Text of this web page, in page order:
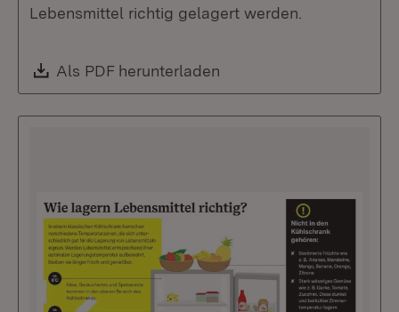
Lebensmittel richtig gelagert werden.
Download:
Als PDF herunterladen